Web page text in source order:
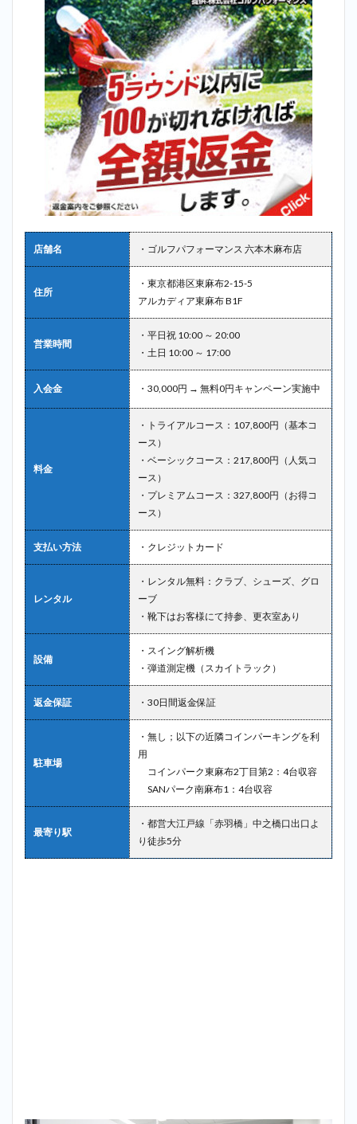
3
芝公
園で
探す
なら
「ゴ
ルフ
パフ
ォー
マン
ス
六本
店」
が最
め！
まと
め
店舗名 ・ゴルフパフォーマンス 六本木麻布店
住所
・東京都港区東麻布2-15-5
アルカディア東麻布 B1F
営業時間
・平日祝 10:00 ～ 20:00
・土日 10:00 ～ 17:00
入会金 ・30,000円 → 無料0円キャンペーン実施中
料金
・トライアルコース：107,800円（基本コ
ース）
・ベーシックコース：217,800円（人気コ
ース）
・プレミアムコース：327,800円（お得コ
ース）
支払い方法 ・クレジットカード
レンタル
・レンタル無料：クラブ、シューズ、グロ
ーブ
・靴下はお客様にて持参、更衣室あり
設備
・スイング解析機
・弾道測定機（スカイトラック）
返金保証 ・30日間返金保証
駐車場
・無し；以下の近隣コインパーキングを利
用
コインパーク東麻布2丁目第2：4台収容
SANパーク南麻布1：4台収容
最寄り駅
・都営大江戸線「赤羽橋」中之橋口出口よ
り徒歩5分